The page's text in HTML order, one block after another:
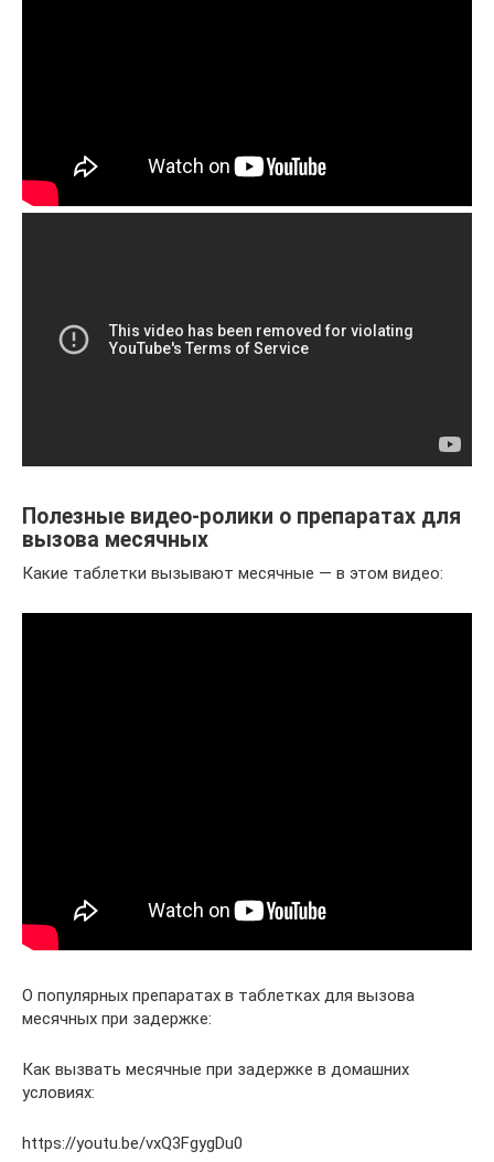
Полезные видео-ролики о препаратах для
вызова месячных
Какие таблетки вызывают месячные — в этом видео:
О популярных препаратах в таблетках для вызова
месячных при задержке:
Как вызвать месячные при задержке в домашних
условиях:
https://youtu.be/vxQ3FgygDu0